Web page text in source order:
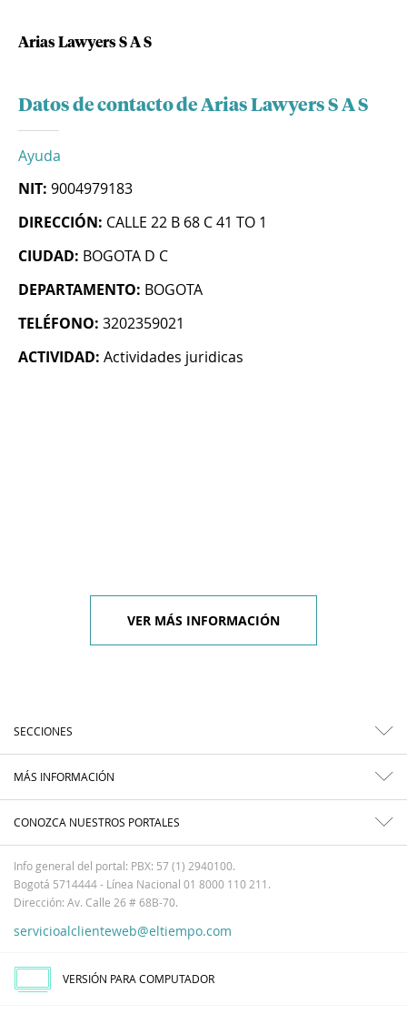
Arias Lawyers S A S
Datos de contacto de Arias Lawyers S A S
Ayuda
NIT: 9004979183
DIRECCIÓN: CALLE 22 B 68 C 41 TO 1
CIUDAD: BOGOTA D C
DEPARTAMENTO: BOGOTA
TELÉFONO: 3202359021
ACTIVIDAD: Actividades juridicas
VER MÁS INFORMACIÓN
SECCIONES
MÁS INFORMACIÓN
CONOZCA NUESTROS PORTALES
Info general del portal: PBX: 57 (1) 2940100.
Bogotá 5714444 - Línea Nacional 01 8000 110 211.
Dirección: Av. Calle 26 # 68B-70.
servicioalclienteweb@eltiempo.com
VERSIÓN PARA COMPUTADOR